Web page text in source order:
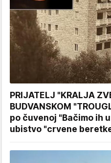
PRIJATELJ "KRALJA
BUDVANSKOM
po čuvenoj "Bačimo ih
ubistvo "crvene